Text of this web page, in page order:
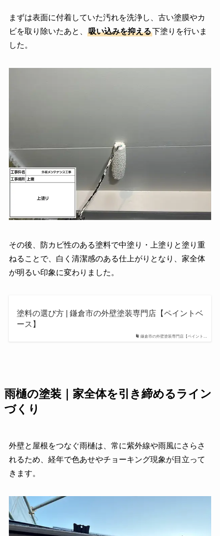
まずは表面に付着していた汚れを洗浄し、古い塗膜やカ
ビを取り除いたあと、
吸い込みを抑える下塗りを行いま
した。
その後、防カビ性のある塗料で中塗り・上塗りと塗り重
ねることで、白く清潔感のある仕上がりとなり、家全体
が明るい印象に変わりました。
鎌倉市の外壁塗装専門店【ペイント…
塗料の選び方 | 鎌倉市の外壁塗装専門店【ペイントベ
ース】
雨樋の塗装｜家全体を引き締めるライン
づくり
外壁と屋根をつなぐ雨樋は、常に紫外線や雨風にさらさ
れるため、経年で色あせやチョーキング現象が目立って
きます。